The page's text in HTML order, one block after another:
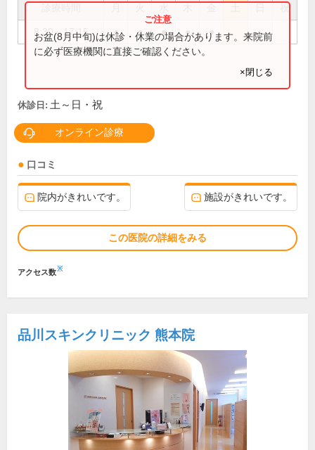
祝
8:30～17:15 ● ● ● ● ●
お盆(8月中旬)は休診・休業の場合があります。来院前
に必ず医療機関に直接ご確認ください。
×閉じる
休診日: 土～日・祝
オンライン診療
口コミ
院内がきれいです。 施設がきれいです。
この医院の詳細をみる
アクセス数※
品川スキンクリニック 熊本院